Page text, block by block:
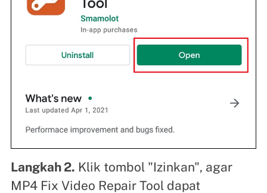
Langkah 2. Klik tombol "Izinkan", agar
MP4 Fix Video Repair Tool dapat